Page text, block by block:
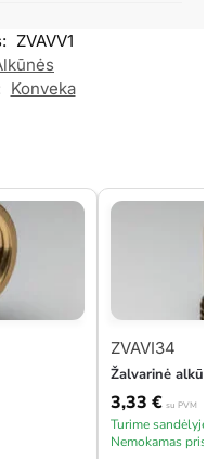
ZVAVV1
Konveka
ZVAVI34
Žalvarinė
3,33 € su PVM
Turime sandėlyje
Nemokamas